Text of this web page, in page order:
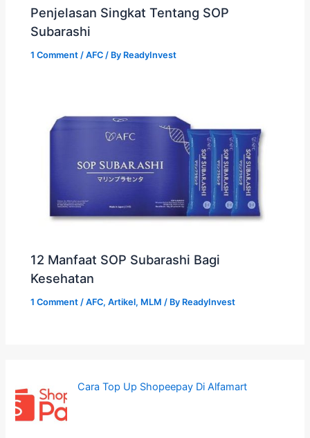
Penjelasan Singkat Tentang SOP
Subarashi
1 Comment /AFC / By ReadyInvest
12 Manfaat SOP Subarashi Bagi
Kesehatan
1 Comment /AFC,Artikel, MLM / By ReadyInvest
Cara Top Up Shopeepay Di Alfamart